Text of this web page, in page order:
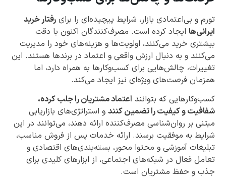
تورم و بی‌اعتمادی بازار، شرایط پیچیده‌ای را برای رفتار خرید
ایرانی‌ها ایجاد کرده است. مصرف‌کنندگان اکنون با دقت
بیشتری خرید می‌کنند، اولویت‌ها و هزینه‌های خود را مدیریت
می‌کنند و به دنبال ارزش واقعی و اعتماد در برندها هستند. این
تغییرات، چالش‌هایی برای کسب‌وکارها به همراه دارد، اما
همزمان فرصت‌های ویژه‌ای نیز ایجاد می‌کند.
کسب‌وکارهایی که بتوانند اعتماد مشتریان را جلب کرده،
شفافیت و کیفیت را تضمین کنند و استراتژی‌های بازاریابی
مبتنی بر روان‌شناسی مصرف‌کننده ارائه دهند، می‌توانند در این
شرایط به موفقیت برسند. ارائه خدمات پس از فروش مناسب،
تبلیغات آموزشی و محتوا محور، بسته‌بندی‌های اقتصادی و
تعامل فعال در شبکه‌های اجتماعی، از ابزارهای کلیدی برای
جذب و حفظ مشتریان است.